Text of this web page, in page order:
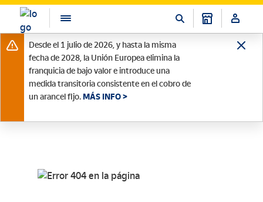
Desde el 1 julio de 2026, y hasta la misma
fecha de 2028, la Unión Europea elimina la
franquicia de bajo valor e introduce una
medida transitoria consistente en el cobro de
un arancel fijo. MÁS INFO >